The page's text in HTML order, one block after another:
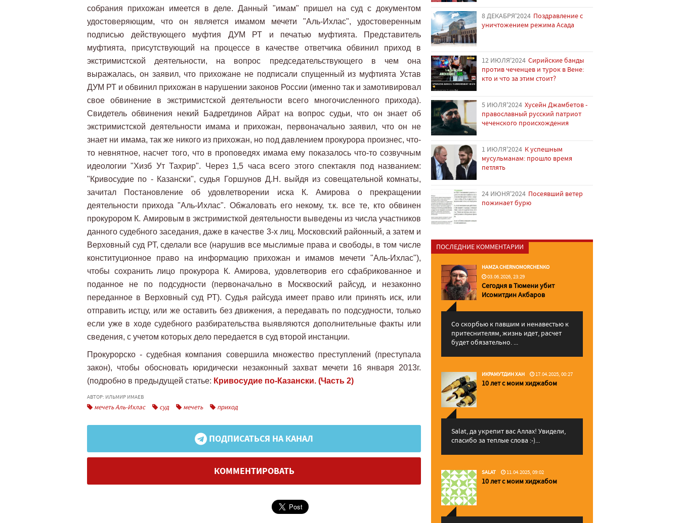
собрания прихожан имеется в деле. Данный "имам" пришел на суд с документом
удостоверяющим, что он является имамом мечети "Аль-Ихлас", удостоверенным
подписью действующего муфтия ДУМ РТ и печатью муфтията. Представитель
муфтията, присутствующий на процессе в качестве ответчика обвинил приход в
экстримистской деятельности, на вопрос председательствующего в чем она
выражалась, он заявил, что прихожане не подписали спущенный из муфтията Устав
ДУМ РТ и обвинил прихожан в нарушении законов России (именно так и замотивировал
свое обвинение в экстримистской деятельности всего многочисленного прихода).
Свидетель обвинения некий Бадретдинов Айрат на вопрос судьи, что он знает об
экстримистской деятельности имама и прихожан, первоначально заявил, что он не
знает ни имама, так же никого из прихожан, но под давлением прокурора произнес, что-
то невнятное, насчет того, что в проповедях имама ему показалось что-то созвучным
идеологии "Хизб Ут Тахрир". Через 1,5 часа всего этого спектакля под названием:
"Кривосудие по - Казански", судья Горшунов Д.Н. выйдя из совещательной комнаты,
зачитал Постановление об удовлетворении иска К. Амирова о прекращении
деятельности прихода "Аль-Ихлас". Обжаловать его некому, т.к. все те, кто обвинен
прокурором К. Амировым в экстримисткой деятельности выведены из числа участников
данного судебного заседания, даже в качестве 3-х лиц. Московский районный, а затем и
Верховный суд РТ, сделали все (нарушив все мыслимые права и свободы, в том числе
конституционное право на информацию прихожан и имамов мечети "Аль-Ихлас"),
чтобы сохранить лицо прокурора К. Амирова, удовлетворив его сфабрикованное и
поданное не по подсудности (первоначально в Москвоский райсуд, и незаконно
переданное в Верховный суд РТ). Судья райсуда имеет право или принять иск, или
отправить истцу, или же оставить без движения, а передавать по подсудности, только
если уже в ходе судебного разбирательства выявляются дополнительные факты или
сведения, с учетом которых дело передается в суд второй инстанции.
Прокурорско - судебная компания совершила множество преступлений (преступала
закон), чтобы обосновать юридически незаконный захват мечети 16 января 2013г.
(подробно в предыдущей статье: Кривосудие по-Казански. (Часть 2)
АВТОР: ИЛЬМИР ИМАЕВ
мечеть Аль-Ихлас суд мечеть приход
ПОДПИСАТЬСЯ НА КАНАЛ
КОММЕНТИРОВАТЬ
8 ДЕКАБРЯ'2024 Поздравление с
уничтожением режима Асада
12 ИЮЛЯ'2024 Сирийские банды
против чеченцев и турок в Вене:
кто и что за этим стоит?
5 ИЮЛЯ'2024 Хусейн Джамбетов -
православный русский патриот
чеченского происхождения
1 ИЮЛЯ'2024 К успешным
мусульманам: прошло время
петлять
24 ИЮНЯ'2024 Посеявший ветер
пожинает бурю
ПОСЛЕДНИЕ КОММЕНТАРИИ
HAMZA CHERNOMORCHENKO
03.06.2026, 23:29
Сегодня в Тюмени убит
Исомитдин Акбаров
Со скорбью к павшим и ненавестью к
притеснителям, жизнь идет, расчет
будет обязательно. ...
ИКРАМУТДИН ХАН 17.04.2025, 00:27
10 лет с моим хиджабом
Salat, да укрепит вас Аллаx! Увидели,
спасибо за теплые слова :-)...
SALAT 11.04.2025, 09:02
10 лет с моим хиджабом